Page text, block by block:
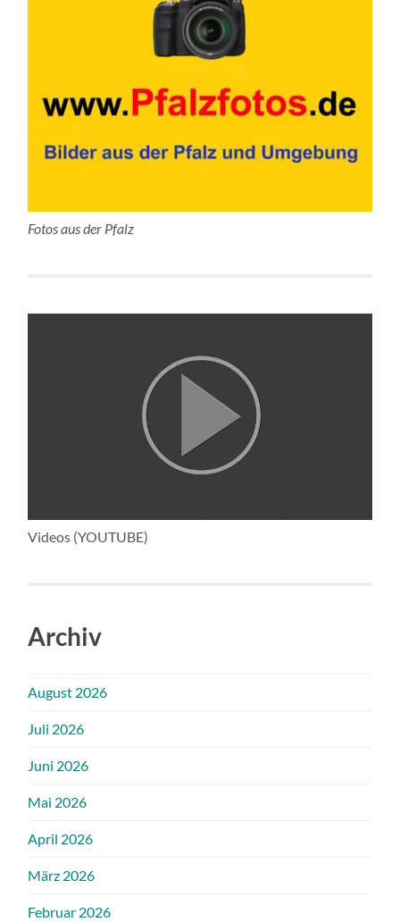
Fotos aus der Pfalz
Videos (YOUTUBE)
Archiv
August 2026
Juli 2026
Juni 2026
Mai 2026
April 2026
März 2026
Februar 2026